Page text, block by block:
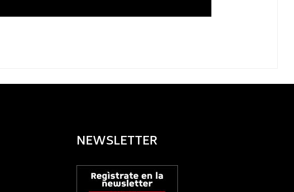
NEWSLETTER